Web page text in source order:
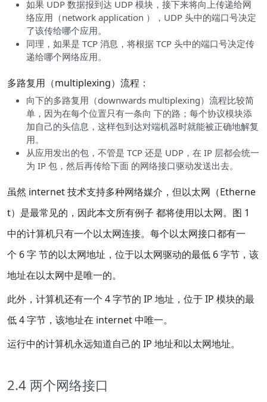
如果 UDP 数据报到达 UDP 模块，接下来将向上传递给网
络应用（network application ），UDP 头中的端口号决定
了该传给哪个应用。
同理，如果是 TCP 消息，将根据 TCP 头中的端口号决定传
递给哪个网络应用。
多路复用（multiplexing）流程：
向下的多路复用（downwards multiplexing）流程比较简
单，因为在每个位置只有一条向 下的路；每个协议模块添
加自己的头信息，这样包到达对端机器时就能被正确地解复
用。
从应用发出的包，不管是 TCP 还是 UDP，在 IP 层都会统一
为 IP 包，然后再传给下面 的网络接口驱动发送出去。
虽然 internet 技术支持多种网络媒介，但以太网（Etherne
t）是最常见的，因此本文所有例子 都将使用以太网。图 1
中的计算机只有一个以太网连接。每个以太网接口都有一
个 6 字 节的以太网地址，位于以太网驱动的最低 6 字节，该
地址在以太网中是唯一的。
此外，计算机还有一个 4 字节的 IP 地址，位于 IP 模块的最
低 4 字节，该地址在 internet 中唯一。
运行中的计算机永远知道自己的 IP 地址和以太网地址。
2.4 两个网络接口